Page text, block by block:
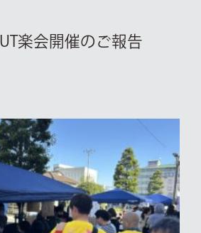
楽会開催のご報告